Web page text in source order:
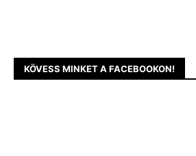
KÖVESS MINKET A FACEBOOKON!